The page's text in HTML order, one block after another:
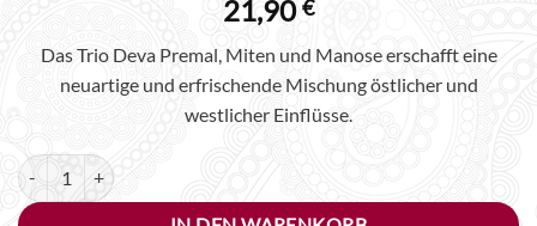
21,90€
Das Trio Deva Premal, Miten und Manose erschafft eine
neuartige und erfrischende Mischung östlicher und
westlicher Einflüsse.
Password, Deva Premal CD Menge